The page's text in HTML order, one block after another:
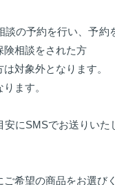
の予約を行い、予約
険相談をされた方
対象外となります。
ます。
にSMSでお送りいた
希望の商品をお選び